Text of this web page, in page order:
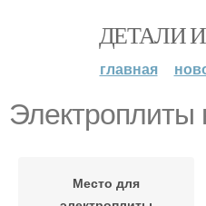
ДЕТАЛИ
главная
Электроплиты
Место для